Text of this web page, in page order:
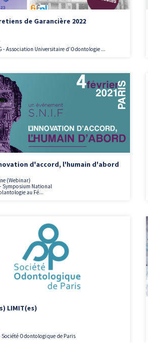
de Garancière 2022
- Association Universitaire d’Odontologie ...
d'accord, l'humain d'abord
(Webinar)
- Symposium National
au Fé...
LIMIT(es)
Société Odontologique de Paris